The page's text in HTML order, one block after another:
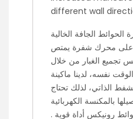
different wall
الحوائط الجافة الخالية
على محرك شفرة يمتص
تجميع الغبار من خلال
نفسه، لدينا ماكينة
الذاتي، لذلك تحتاج
بالمكنسة الكهربائية
رونيكس أداة قوية .